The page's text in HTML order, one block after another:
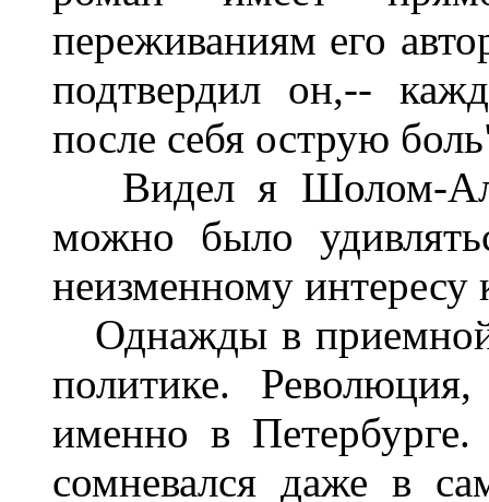
переживаниям его
подтвердил он,--
после себя острую
Видел я Шолом-
можно было
неизменному интересу
Однажды в приемной
политике.
именно в
сомневался даже в